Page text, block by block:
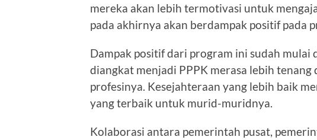
mereka akan lebih termotivasi untuk
pada akhirnya akan berdampak positif pada
Dampak positif dari program ini sudah mulai
diangkat menjadi PPPK merasa lebih
profesinya. Kesejahteraan yang lebih baik
yang terbaik untuk murid-muridnya.
Kolaborasi antara pemerintah pusat,